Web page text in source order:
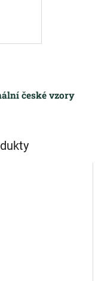
české vzory